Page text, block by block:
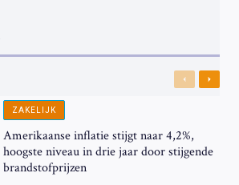
Previous
Next
ZAKELIJK
Amerikaanse inflatie stijgt naar 4,2%,
hoogste niveau in drie jaar door stijgende
brandstofprijzen